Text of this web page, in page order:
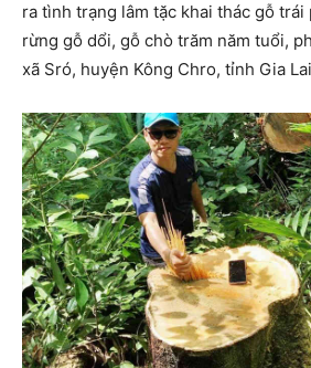
ra tình trạng lâm tặc khai thác gỗ
rừng gỗ dổi, gỗ chò trăm năm tuổi,
xã Sró, huyện Kông Chro, tỉnh Gia